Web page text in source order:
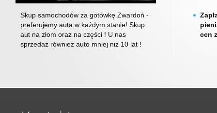
Skup samochodów za gotówkę Zwardoń -
preferujemy auta w każdym stanie! Skup
aut na złom oraz na części ! U nas
sprzedaż również auto mniej niż 10 lat !
cen